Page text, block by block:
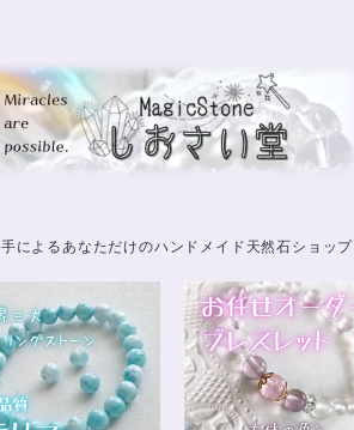
によるあなただけのハンドメイド天然石ショップ